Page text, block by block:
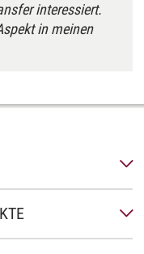
interessiert.
in meinen